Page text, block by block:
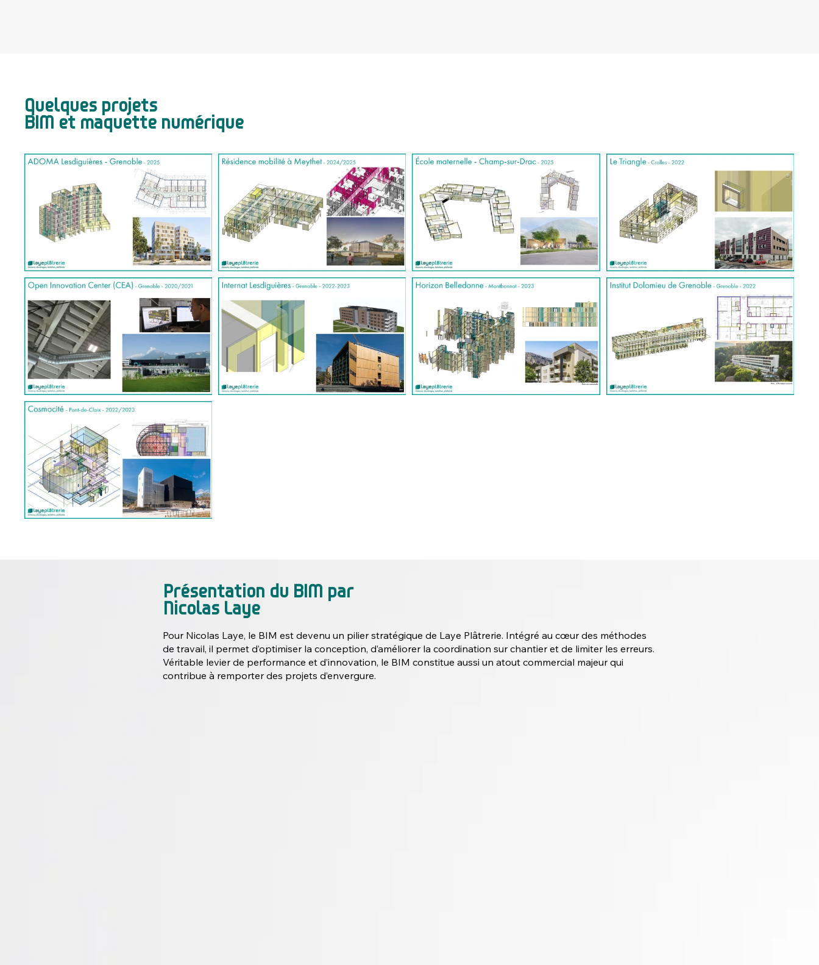
Quelques projets
BIM et maquette numérique
Présentation du BIM par
Nicolas Laye
Pour Nicolas Laye, le BIM est devenu un pilier stratégique de Laye Plâtrerie. Intégré au cœur des méthodes
de travail, il permet d’optimiser la conception, d’améliorer la coordination sur chantier et de limiter les erreurs.
Véritable levier de performance et d’innovation, le BIM constitue aussi un atout commercial majeur qui
contribue à remporter des projets d’envergure.